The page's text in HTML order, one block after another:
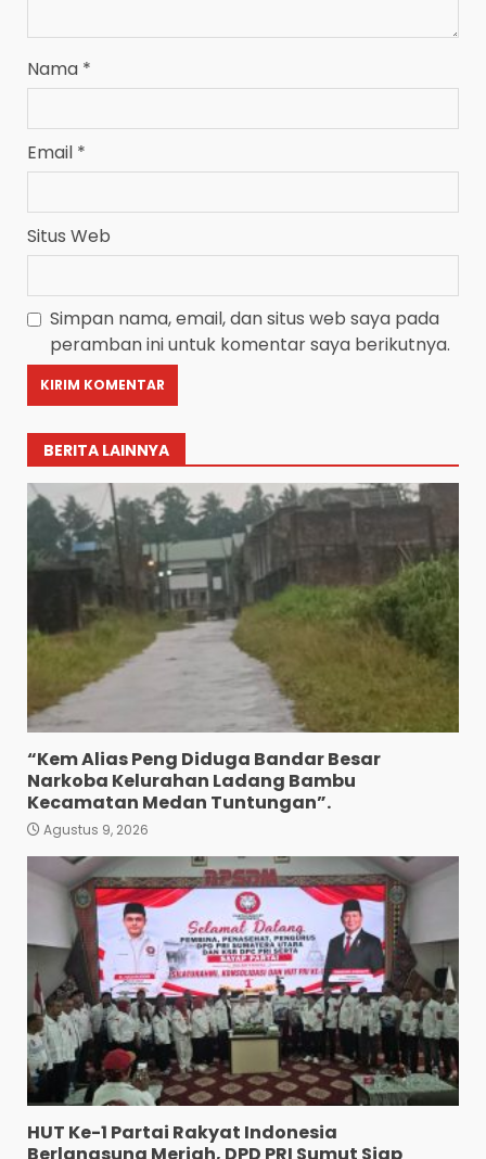
Nama *
Email *
Situs Web
Simpan nama, email, dan situs web saya pada
peramban ini untuk komentar saya berikutnya.
BERITA LAINNYA
“Kem Alias Peng Diduga Bandar Besar
Narkoba Kelurahan Ladang Bambu
Kecamatan Medan Tuntungan”.
Agustus 9, 2026
HUT Ke-1 Partai Rakyat Indonesia
Berlangsung Meriah, DPD PRI Sumut Siap
3
Wujud Pelayanan Prima:
Kapolsek Pancurbatu
Kompol Junaidi SH Atur Lalin
Dan Seberangkan Pejalan
Kaki.
Agustus 8, 2026
Polresta Deliserdang
Musnahkan 1,2 Kilo Gram
Sabu-Sabu: Tiga Tersangka
Gagal Edarkan Ribuan Dosis
Narkoba”.
Polres Tapanuli Selatan